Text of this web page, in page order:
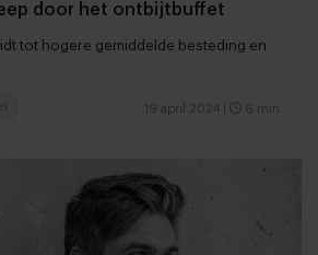
door het ontbijtbuffet
tot hogere gemiddelde besteding en
19 april 2024 6 min